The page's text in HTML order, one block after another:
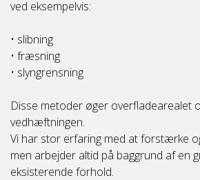
ved eksempelvis:
• slibning
• fræsning
• slyngrensning
Disse metoder øger overfladearealet
vedhæftningen.
Vi har stor erfaring med at forstærke
men arbejder altid på baggrund af en
eksisterende forhold.